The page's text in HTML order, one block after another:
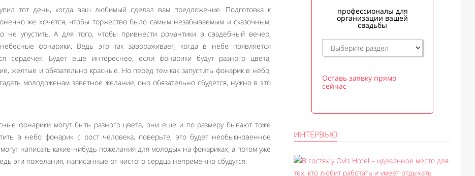
тот день, когда ваш любимый сделал вам предложение. Подготовка к
же хочется, чтобы торжество было самым незабываемым и сказочным,
не упустить. А для того, чтобы привнести романтики в свадебный вечер,
фонарики. Ведь это так завораживает, когда в небе появляется
сердечек. Будет еще интереснее, если фонарики будут разного цвета,
желтые и обязательно красные. Но перед тем как запустить фонарик в небо,
молодоженам заветное желание, оно обязательно сбудется, нужно в это
фонарики могут быть разного цвета, они еще и по размеру бывают тоже
в небо фонарик с рост человека, поверьте, это будет необыкновенное
написать какие-нибудь пожелания для молодых на фонариках, а потом уже
эти пожелания, написанные от чистого сердца непременно сбудутся.
профессионалы для
организации вашей
свадьбы
Оставь заявку прямо
сейчас
ИНТЕРВЬЮ